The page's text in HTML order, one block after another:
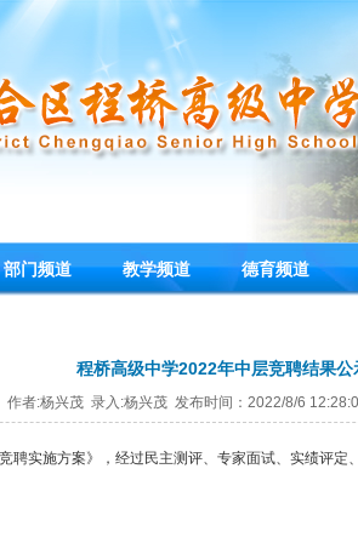
部门频道 教学频道 德育频道
程桥高级中学2022年中层竞聘结果公
作者:杨兴茂 录入:杨兴茂 发布时间：2022/8/6
聘实施方案》，经过民主测评、专家面试、实绩评